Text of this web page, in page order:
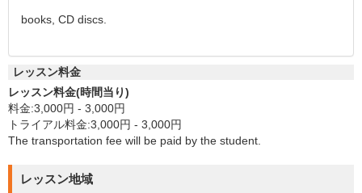
books, CD discs.
レッスン料金
レッスン料金(時間当り)
料金:3,000円 - 3,000円
トライアル料金:3,000円 - 3,000円
The transportation fee will be paid by the student.
レッスン地域